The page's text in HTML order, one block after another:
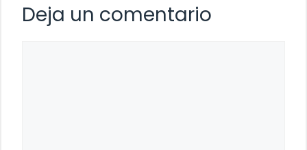
Deja un comentario